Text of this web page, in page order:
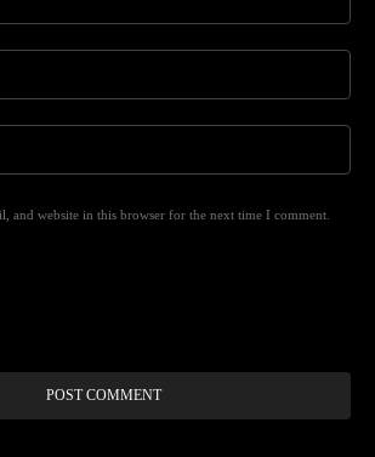
and website in this browser for the next time I comment.